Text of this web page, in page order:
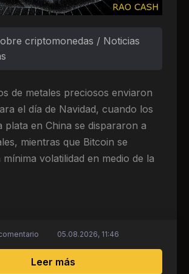
criptomonedas / Noticias
de metales preciosos enviaron
el día de Navidad, cuando los
plata en China se dispararon a
mientras que Bitcoin se
volatilidad en medio de la
Leer mássobre La plata alcanza
05.08.2026, 11:46